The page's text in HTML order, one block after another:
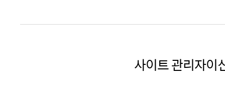
사이트 관리자이